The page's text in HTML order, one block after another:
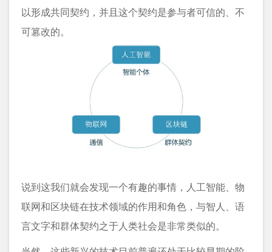
以形成共同契约，并且这个契约是参与者可信的、不
可篡改的。
说到这我们就会发现一个有趣的事情，人工智能、物
联网和区块链在技术领域的作用和角色，与智人、语
言文字和群体契约之于人类社会是非常类似的。